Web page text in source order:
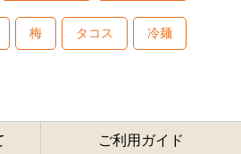
梅 タコス 冷麺
ご利用ガイド